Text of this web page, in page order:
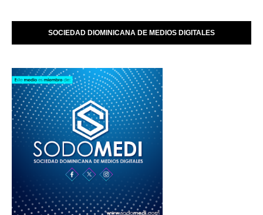
SOCIEDAD DIOMINICANA DE MEDIOS DIGITALES